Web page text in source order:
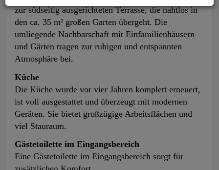
zur südseitig ausgerichteten Terrasse, die nahtlos in
den ca. 35 m² großen Garten übergeht. Die
umliegende Nachbarschaft mit Einfamilienhäusern
und Gärten tragen zur ruhigen und entspannten
Atmosphäre bei.
Küche
Die Küche wurde vor vier Jahren komplett erneuert,
ist voll ausgestattet und überzeugt mit modernen
Geräten. Sie bietet großzügige Arbeitsflächen und
viel Stauraum.
Gästetoilette im Eingangsbereich
Eine Gästetoilette im Eingangsbereich sorgt für